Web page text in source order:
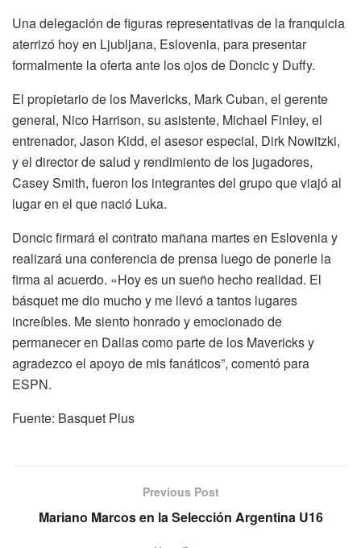
Una delegación de figuras representativas de la franquicia
aterrizó hoy en Ljubljana, Eslovenia, para presentar
formalmente la oferta ante los ojos de Doncic y Duffy.
El propietario de los Mavericks, Mark Cuban, el gerente
general, Nico Harrison, su asistente, Michael Finley, el
entrenador, Jason Kidd, el asesor especial, Dirk Nowitzki,
y el director de salud y rendimiento de los jugadores,
Casey Smith, fueron los integrantes del grupo que viajó al
lugar en el que nació Luka.
Doncic firmará el contrato mañana martes en Eslovenia y
realizará una conferencia de prensa luego de ponerle la
firma al acuerdo. «Hoy es un sueño hecho realidad. El
básquet me dio mucho y me llevó a tantos lugares
increíbles. Me siento honrado y emocionado de
permanecer en Dallas como parte de los Mavericks y
agradezco el apoyo de mis fanáticos”, comentó para
ESPN.
Fuente: Basquet Plus
Previous Post
Mariano Marcos en la Selección Argentina U16